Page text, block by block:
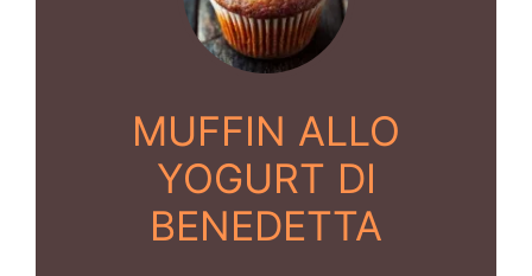
MUFFIN ALLO
YOGURT DI
BENEDETTA